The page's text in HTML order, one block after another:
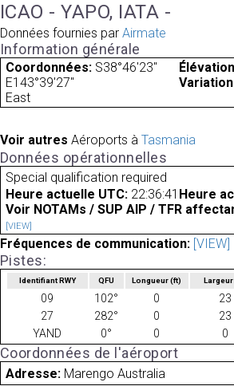
ICAO - YAPO, IATA -
Données fournies par Airmate
Information générale
Coordonnées: S38°46'23"
E143°39'27"
East
Voir autres Aéroports à Tasmania
Données opérationnelles
Special qualification required
Heure actuelle UTC: 22:36:41 Heure
Voir NOTAMs / SUP AIP / TFR
[VIEW]
Fréquences de communication: [VIEW]
Pistes:
Identifiant RWY QFU Longueur(ft)
09 102° 0 23
27
282° 0 23
YAND
0° 0 0
Coordonnées de l'aéroport
Adresse: Marengo Australia